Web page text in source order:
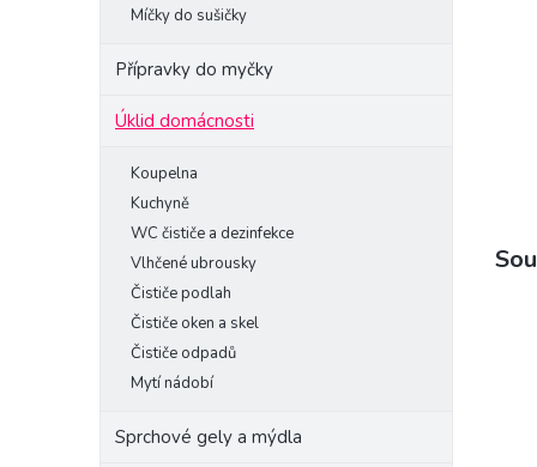
Míčky do sušičky
Přípravky do myčky
Úklid domácnosti
Koupelna
Kuchyně
WC čističe a dezinfekce
Vlhčené ubrousky
Čističe podlah
Čističe oken a skel
Čističe odpadů
Mytí nádobí
Sprchové gely a mýdla